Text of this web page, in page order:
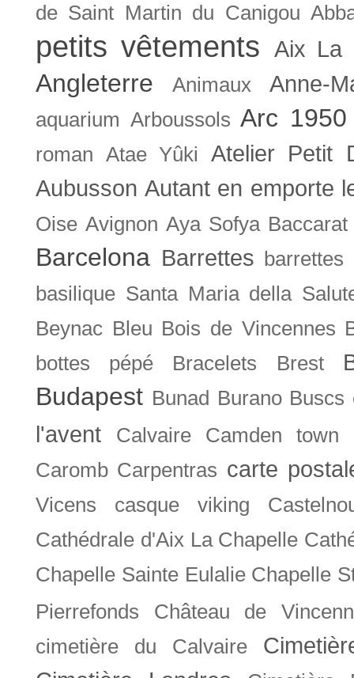
de Saint Martin du Canigou
petits vêtements Aix La
Angleterre Animaux Anne-
aquarium Arboussols Arc 1950
roman Atae Yûki
Atelier Petit
Aubusson Autant en emporte
Oise Avignon Aya Sofya Baccarat
Barcelona Barrettes barrettes
basilique Santa Maria della
Beynac Bleu Bois de Vincennes
bottes pépé
Bracelets Brest
Budapest Bunad Burano Buscs
l'avent Calvaire Camden town
Caromb Carpentras carte
Vicens casque viking
Cathédrale d'Aix La Chapelle
Chapelle Sainte Eulalie Chapelle
Pierrefonds
Château de
cimetière du Calvaire